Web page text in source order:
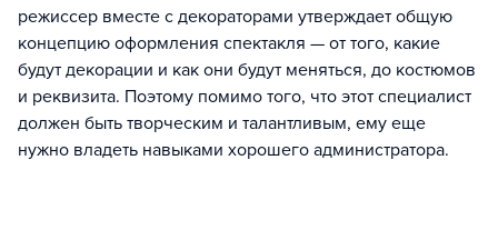
режиссер вместе с декораторами утверждает общую
концепцию оформления спектакля — от того, какие
будут декорации и как они будут меняться, до костюмов
и реквизита. Поэтому помимо того, что этот специалист
должен быть творческим и талантливым, ему еще
нужно владеть навыками хорошего администратора.